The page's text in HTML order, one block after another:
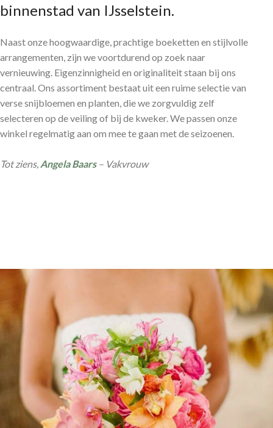
binnenstad van IJsselstein.
Naast onze hoogwaardige, prachtige boeketten en stijlvolle
arrangementen, zijn we voortdurend op zoek naar
vernieuwing. Eigenzinnigheid en originaliteit staan bij ons
centraal. Ons assortiment bestaat uit een ruime selectie van
verse snijbloemen en planten, die we zorgvuldig zelf
selecteren op de veiling of bij de kweker. We passen onze
winkel regelmatig aan om mee te gaan met de seizoenen.
Tot ziens, Angela Baars– Vakvrouw